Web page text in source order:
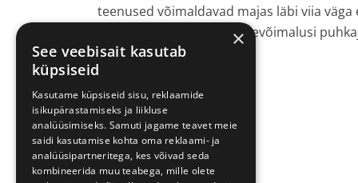
teenused võimaldavad majas läbi viia
ning lõõgastus- ja puhkusevõimalusi
×
See veebisait kasutab
küpsiseid
Kasutame küpsiseid sisu, reklaamide
isikupärastamiseks ja liikluse
analüüsimiseks. Samuti jagame teavet meie
saidi kasutamise kohta oma reklaami- ja
analüüsipartneritega, kes võivad seda
kombineerida muu teabega, mille olete